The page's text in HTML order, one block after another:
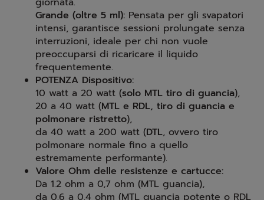
Grande (oltre 5 ml): Pensata per gli svapatori
intensi, garantisce sessioni prolungate senza
interruzioni, ideale per chi non vuole
preoccuparsi di ricaricare il liquido
frequentemente.
POTENZA Dispositivo:
10 watt a 20 watt (solo MTL tiro di guancia),
20 a 40 watt (MTL e RDL, tiro di guancia e
polmonare ristretto),
da 40 watt a 200 watt (DTL, ovvero tiro
polmonare normale fino a quello
estremamente performante).
Valore Ohm delle resistenze e cartucce:
Da 1.2 ohm a 0,7 ohm (MTL guancia),
da 0.6 a 0.4 ohm (MTL guancia potente o RDL